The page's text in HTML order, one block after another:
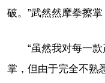
破。”武然然摩拳擦
“虽然我对每一
掌，但由于完全不熟